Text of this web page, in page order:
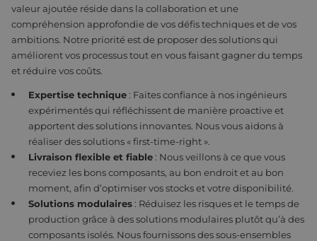
valeur ajoutée réside dans la collaboration et une
compréhension approfondie de vos défis techniques et de vos
ambitions. Notre priorité est de proposer des solutions qui
améliorent vos processus tout en vous faisant gagner du temps
et réduire vos coûts.
Expertise technique : Faites confiance à nos ingénieurs
expérimentés qui réfléchissent de manière proactive et
apportent des solutions innovantes. Nous vous aidons à
réaliser des solutions « first-time-right ».
Livraison flexible et fiable : Nous veillons à ce que vous
receviez les bons composants, au bon endroit et au bon
moment, afin d’optimiser vos stocks et votre disponibilité.
Solutions modulaires : Réduisez les risques et le temps de
production grâce à des solutions modulaires plutôt qu’à des
composants isolés. Nous fournissons des sous-ensembles